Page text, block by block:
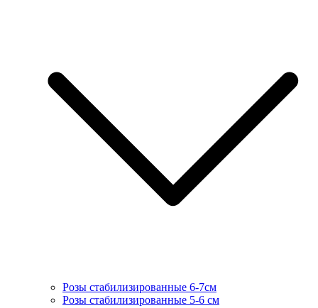
Розы стабилизированные 6-7см
Розы стабилизированные 5-6 см